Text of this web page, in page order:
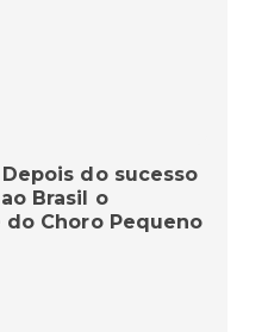
do sucesso
Brasil o
do Choro Pequeno